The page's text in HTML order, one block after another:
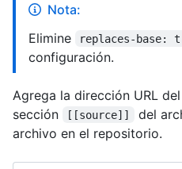
Nota:
Elimine
replaces-base:
configuración.
Agrega la dirección URL
sección
[[source]] del
archivo en el repositorio.